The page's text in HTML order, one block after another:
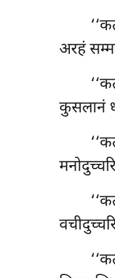
अरहं
कुसलानं